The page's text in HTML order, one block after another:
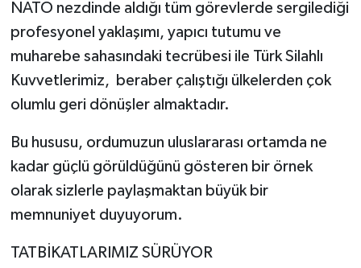
NATO nezdinde aldığı tüm görevlerde sergilediği
profesyonel yaklaşımı, yapıcı tutumu ve
muharebe sahasındaki tecrübesi ile Türk Silahlı
Kuvvetlerimiz, beraber çalıştığı ülkelerden çok
olumlu geri dönüşler almaktadır.
Bu hususu, ordumuzun uluslararası ortamda ne
kadar güçlü görüldüğünü gösteren bir örnek
olarak sizlerle paylaşmaktan büyük bir
memnuniyet duyuyorum.
TATBİKATLARIMIZ SÜRÜYOR